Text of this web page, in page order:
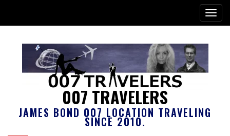
007 TRAVELERS
JAMES BOND 007 LOCATION TRAVELING
SINCE 2010.